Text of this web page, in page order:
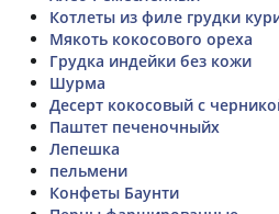
Котлеты из филе грудки
Мякоть кокосового ореха
Грудка индейки без кожи
Шурма
Десерт кокосовый с
Паштет печеночныйх
Лепешка
пельмени
Конфеты Баунти